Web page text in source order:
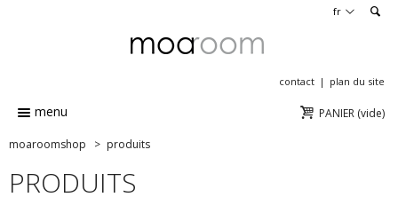
fr
contact plan du site
PANIER (vide)
menu
moaroomshop > produits
PRODUITS